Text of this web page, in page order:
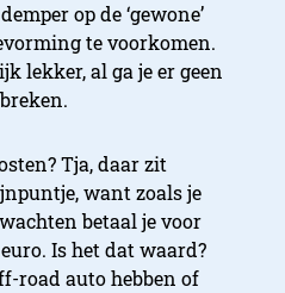
op de ‘gewone’
te voorkomen.
lekker, al ga je er geen
Tja, daar zit
want zoals je
betaal je voor
euro. Is het dat waard?
road auto hebben of